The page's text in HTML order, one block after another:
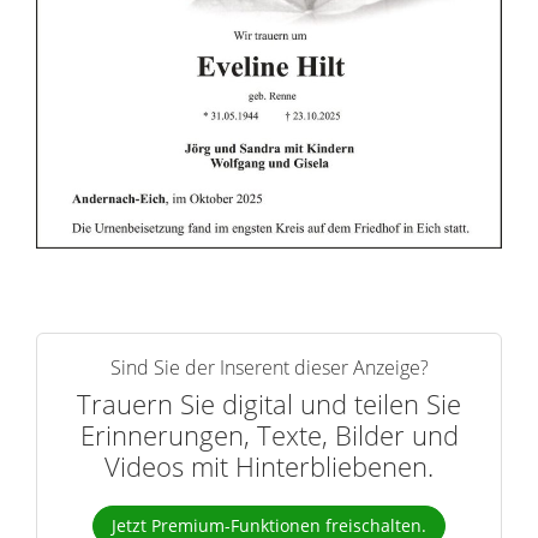
e
r
n
Sind Sie der Inserent dieser Anzeige?
Trauern Sie digital und teilen Sie
Erinnerungen, Texte, Bilder und
Videos mit Hinterbliebenen.
Jetzt Premium-Funktionen freischalten.